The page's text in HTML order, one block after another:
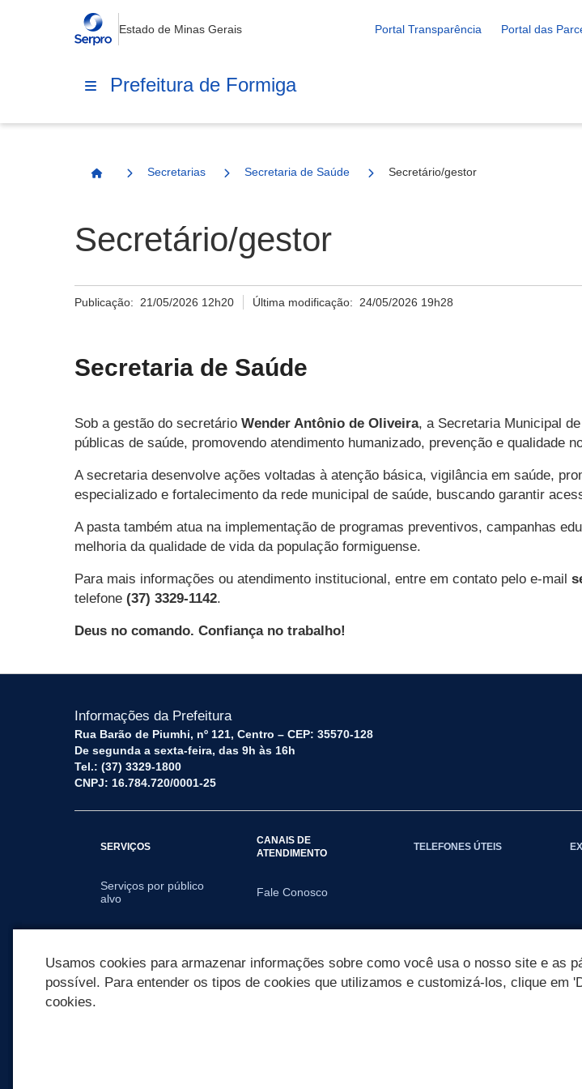
Estado de Minas Gerais Portal Transparência Portal das
Prefeitura de Formiga
Página Inicial
Secretarias Secretaria de Saúde Secretário/gestor
Secretário/gestor
Publicação: 21/05/2026 12h20 Última modificação: 24/05/2026 19h28
Secretaria de Saúde
Sob a gestão do secretário Wender Antônio de Oliveira, a Secretaria Municipal
públicas de saúde, promovendo atendimento humanizado, prevenção e qualidade
A secretaria desenvolve ações voltadas à atenção básica, vigilância em saúde,
especializado e fortalecimento da rede municipal de saúde, buscando garantir
A pasta também atua na implementação de programas preventivos, campanhas
melhoria da qualidade de vida da população formiguense.
Para mais informações ou atendimento institucional, entre em contato pelo e-mail
telefone (37) 3329-1142.
Deus no comando. Confiança no trabalho!
Informações da Prefeitura
Rua Barão de Piumhi, nº 121, Centro – CEP: 35570-128
De segunda a sexta-feira, das 9h às 16h
Tel.: (37) 3329-1800
CNPJ: 16.784.720/0001-25
SERVIÇOS
Serviços por público
alvo
CANAIS DE
ATENDIMENTO
Fale Conosco
TELEFONES ÚTEIS
Usamos cookies para armazenar informações sobre como você usa o nosso site e as
possível. Para entender os tipos de cookies que utilizamos e customizá-los, clique
cookies.